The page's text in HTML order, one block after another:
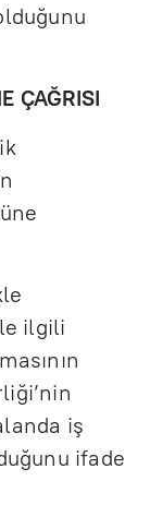
ÇAĞRISI
ilgili
iş
ifade